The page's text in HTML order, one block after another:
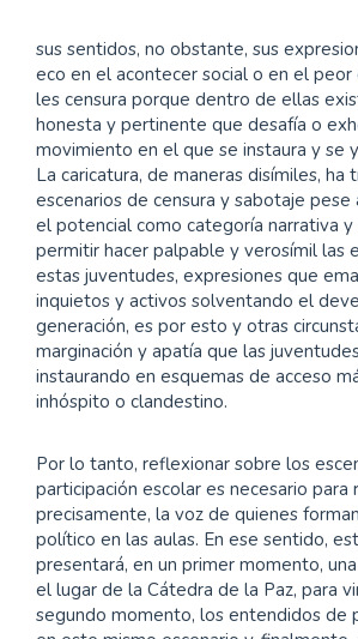
sus sentidos, no obstante, sus
eco en el acontecer social o en el peor
les censura porque dentro de ellas
honesta y pertinente que desafía o
movimiento en el que se instaura y se
La caricatura, de maneras disímiles, ha
escenarios de censura y sabotaje pese
el potencial como categoría narrativa y
permitir hacer palpable y verosímil las
estas juventudes, expresiones que
inquietos y activos solventando el
generación, es por esto y otras
marginación y apatía que las
instaurando en esquemas de acceso
inhóspito o clandestino.
Por lo tanto, reflexionar sobre los
participación escolar es necesario para
precisamente, la voz de quienes
político en las aulas. En ese sentido,
presentará, en un primer momento,
el lugar de la Cátedra de la Paz, para
segundo momento, los entendidos de